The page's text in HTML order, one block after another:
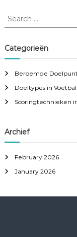
S
r
c
f
o
r
Categorieën
Beroemde
Doeltypes in Voetbal
Scoringtechnieken
Archief
February 2026
January 2026